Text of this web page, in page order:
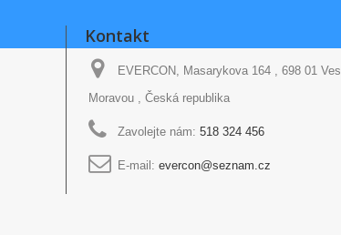
Kontakt
EVERCON, Masarykova 164 , 698 01
Moravou , Česká republika
Zavolejte nám: 518 324 456
E-mail: evercon@seznam.cz